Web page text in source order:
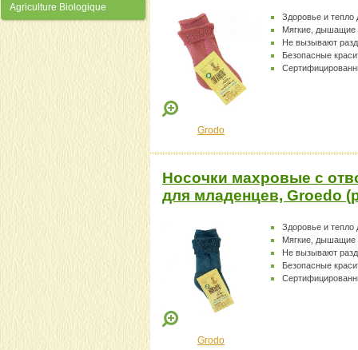
Здоровье и
Мягкие, дышащие
Не вызывают
Безопасные
Grodo
Носочки махровые с
для младенцев, Groedo
Здоровье и
Мягкие, дышащие
Не вызывают
Безопасные
Grodo
Agriculture Biologique